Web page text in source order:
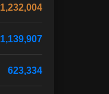
1,232,004
1,139,907
623,334